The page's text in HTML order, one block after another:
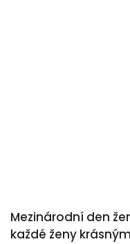
Mezinárodní den
každé ženy